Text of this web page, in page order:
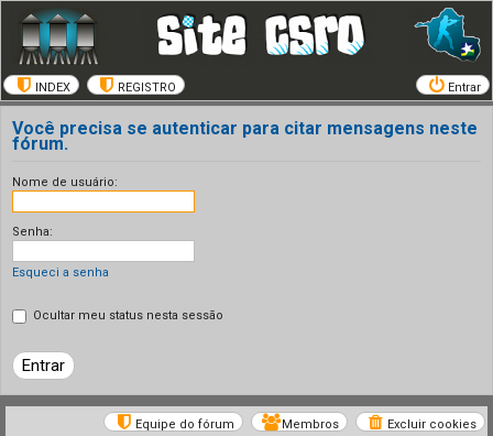
INDEX REGISTRO Entrar
Você precisa se autenticar para citar mensagens neste
fórum.
Nome de usuário:
Senha:
Esqueci a senha
Ocultar meu status nesta sessão
Excluir cookies
Membros
Equipe do fórum